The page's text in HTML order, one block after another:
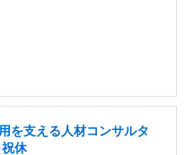
を支える人材コンサルタ
休